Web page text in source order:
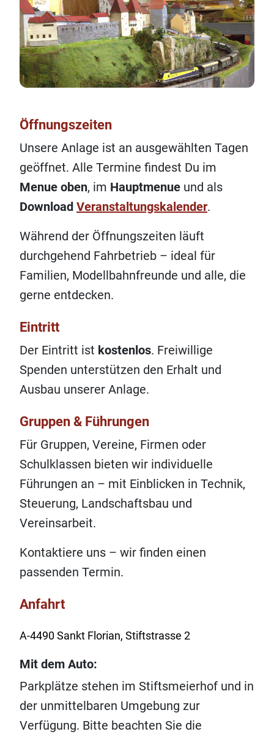
Öffnungszeiten
Unsere Anlage ist an ausgewählten Tagen
geöffnet. Alle Termine findest Du im
Menue oben, im Hauptmenue und als
Download Veranstaltungskalender.
Während der Öffnungszeiten läuft
durchgehend Fahrbetrieb – ideal für
Familien, Modellbahnfreunde und alle, die
gerne entdecken.
Eintritt
Der Eintritt ist kostenlos. Freiwillige
Spenden unterstützen den Erhalt und
Ausbau unserer Anlage.
Gruppen & Führungen
Für Gruppen, Vereine, Firmen oder
Schulklassen bieten wir individuelle
Führungen an – mit Einblicken in Technik,
Steuerung, Landschaftsbau und
Vereinsarbeit.
Kontaktiere uns – wir finden einen
passenden Termin.
Anfahrt
A‑4490 Sankt Florian, Stiftstrasse 2
Mit dem Auto:
Parkplätze stehen im Stiftsmeierhof und in
der unmittelbaren Umgebung zur
Verfügung. Bitte beachten Sie die